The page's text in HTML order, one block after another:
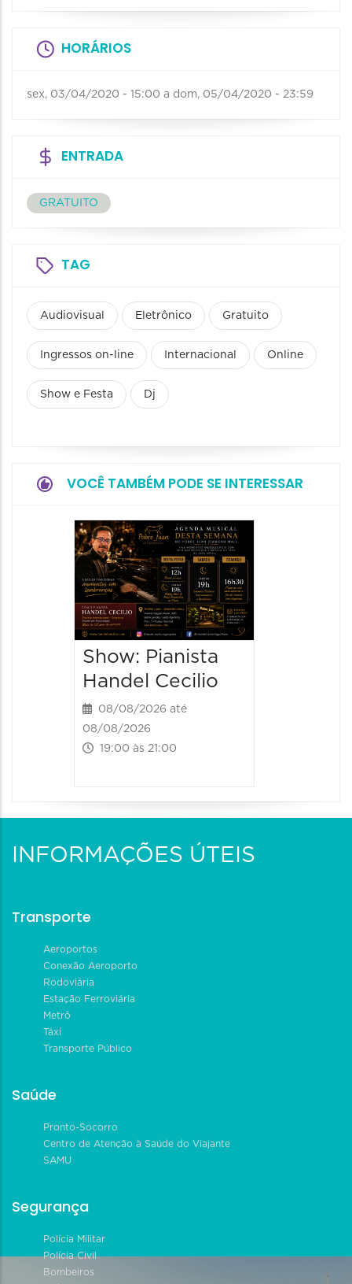
HORÁRIOS
sex, 03/04/2020 - 15:00 a dom, 05/04/2020 - 23:59
ENTRADA
GRATUITO
TAG
Audiovisual Eletrônico Gratuito
Ingressos on-line Internacional Online
Show e Festa Dj
VOCÊ TAMBÉM PODE SE INTERESSAR
Show: Pianista
Handel Cecilio
08/08/2026 até
08/08/2026
19:00 às 21:00
INFORMAÇÕES ÚTEIS
Transporte
Aeroportos
Conexão Aeroporto
Rodoviária
Estação Ferroviária
Metrô
Táxi
Transporte Público
Saúde
Pronto-Socorro
Centro de Atenção à Saúde do Viajante
SAMU
Segurança
Polícia Militar
Polícia Civil
Bombeiros